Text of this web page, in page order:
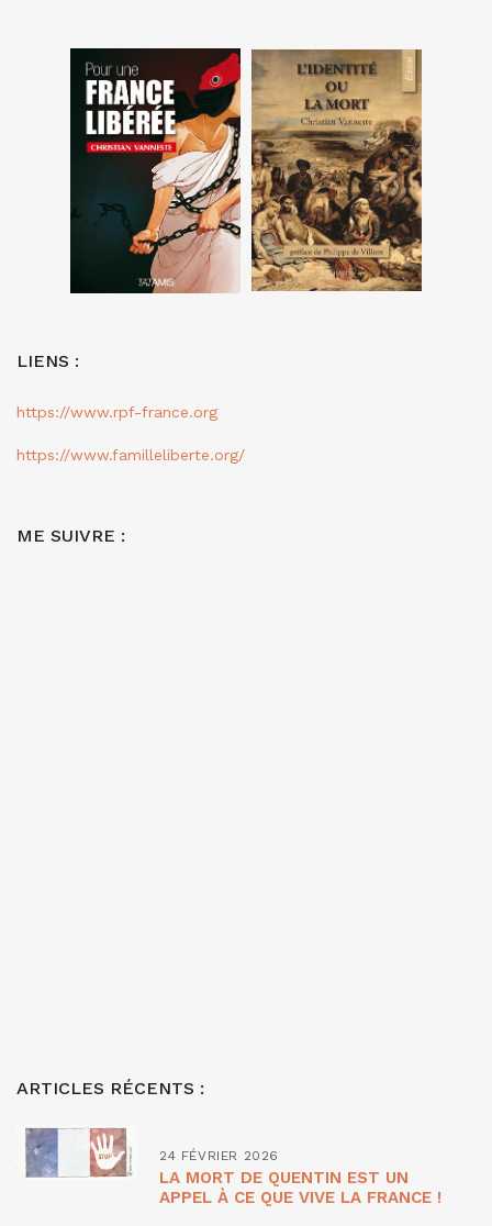
LIENS :
https://www.rpf-france.org
https://www.familleliberte.org/
ME SUIVRE :
ARTICLES RÉCENTS :
24 FÉVRIER 2026
LA MORT DE QUENTIN EST UN
APPEL À CE QUE VIVE LA FRANCE !